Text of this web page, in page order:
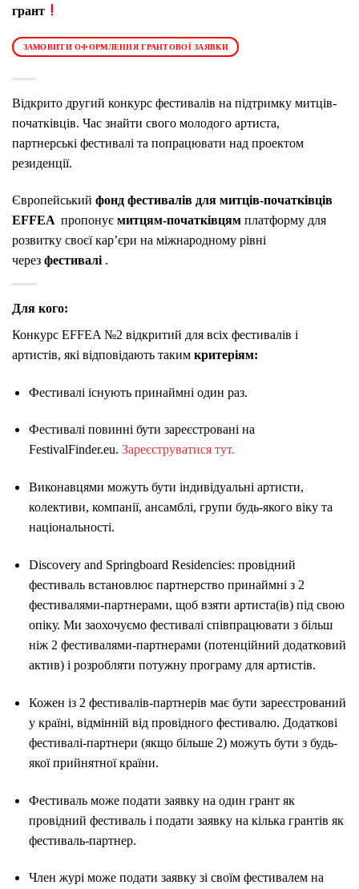
грант
ЗАМОВИТИ ОФОРМЛЕННЯ ГРАНТОВОЇ ЗАЯВКИ
Відкрито другий конкурс фестивалів на підтримку митців-
початківців. Час знайти свого молодого артиста,
партнерські фестивалі та попрацювати над проектом
резиденції.
Європейський фонд фестивалів для митців-початківців
EFFEA пропонує митцям-початківцям платформу для
розвитку своєї кар’єри на міжнародному рівні
через фестивалі .
Для кого:
Конкурс EFFEA №2 відкритий для всіх фестивалів і
артистів, які відповідають таким критеріям:
Фестивалі існують принаймні один раз.
Фестивалі повинні бути зареєстровані на
FestivalFinder.eu. Зареєструватися тут.
Виконавцями можуть бути індивідуальні артисти,
колективи, компанії, ансамблі, групи будь-якого віку та
національності.
Discovery and Springboard Residencies: провідний
фестиваль встановлює партнерство принаймні з 2
фестивалями-партнерами, щоб взяти артиста(ів) під свою
опіку. Ми заохочуємо фестивалі співпрацювати з більш
ніж 2 фестивалями-партнерами (потенційний додатковий
актив) і розробляти потужну програму для артистів.
Кожен із 2 фестивалів-партнерів має бути зареєстрований
у країні, відмінній від провідного фестивалю. Додаткові
фестивалі-партнери (якщо більше 2) можуть бути з будь-
якої прийнятної країни.
Фестиваль може подати заявку на один грант як
провідний фестиваль і подати заявку на кілька грантів як
фестиваль-партнер.
Член журі може подати заявку зі своїм фестивалем на